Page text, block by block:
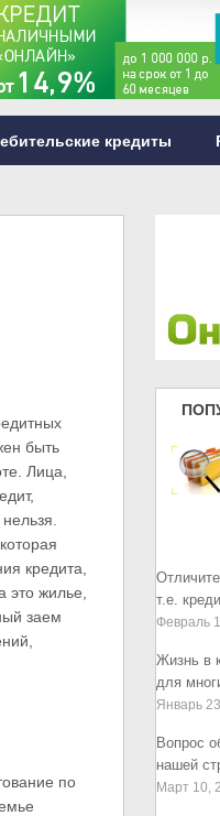
кредиты
быть
Лица,
кредита,
это жилье,
заем
по
т.е.
Февраль
Жизнь в
для
Январь
Вопрос
нашей
Март 10,